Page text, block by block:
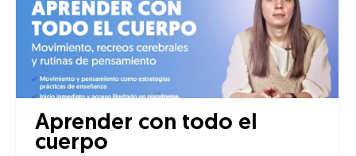
Aprender con todo el
cuerpo